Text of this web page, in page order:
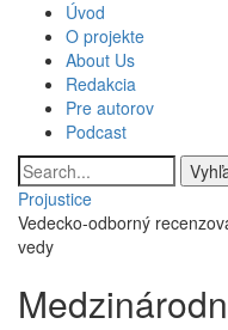
hlavný
obsah
Main
navigation
Úvod
O projekte
About Us
Redakcia
Pre autorov
Podcast
Vyhľadávanie
Projustice
Vedecko-odborný
vedy